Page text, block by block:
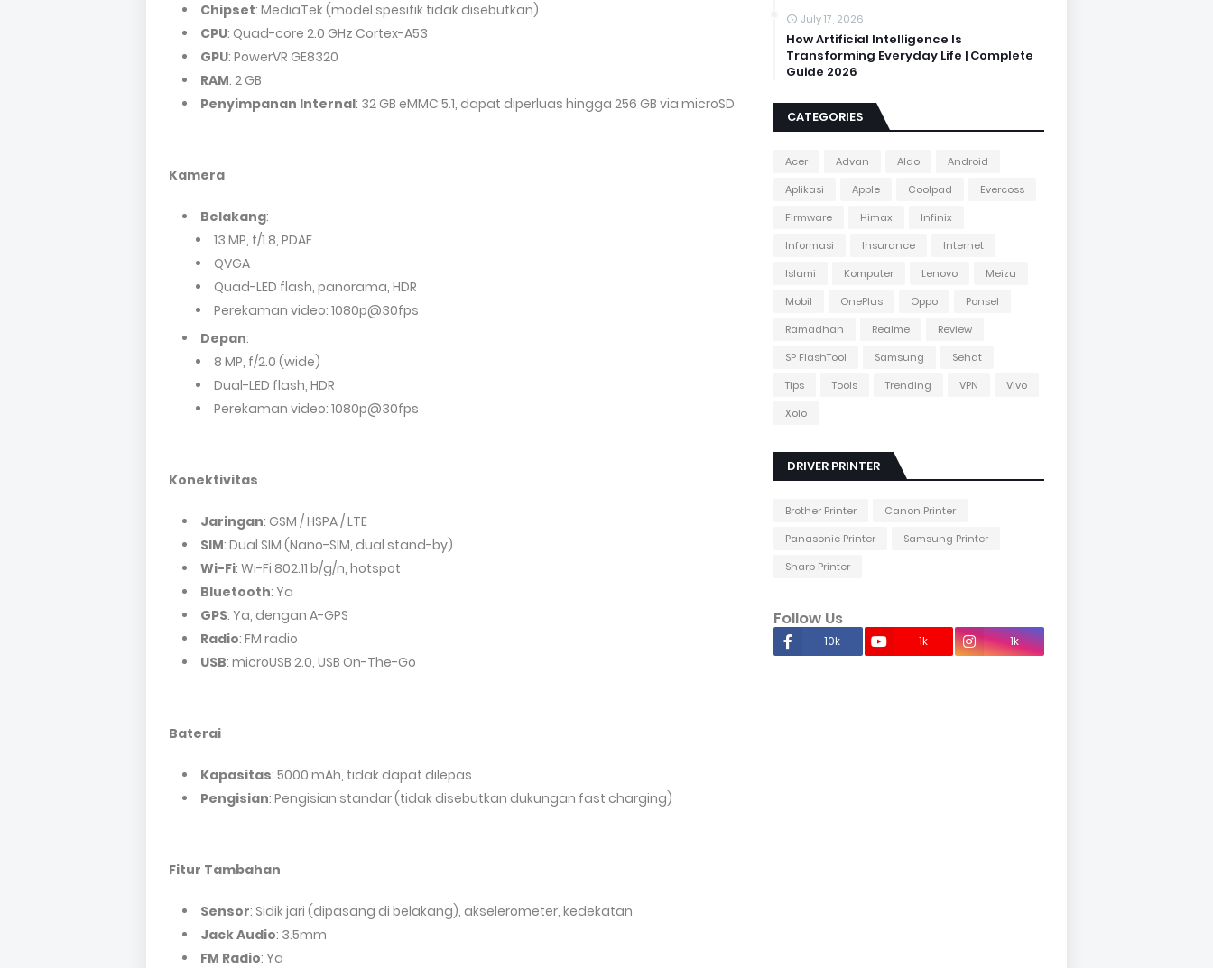
Chipset: MediaTek (model spesifik tidak disebutkan)
CPU: Quad-core 2.0 GHz Cortex-A53
GPU: PowerVR GE8320
RAM: 2 GB
Penyimpanan Internal: 32 GB eMMC 5.1, dapat diperluas hingga 256 GB via microSD
Kamera
Belakang:
13 MP, f/1.8, PDAF
QVGA
Quad-LED flash, panorama, HDR
Perekaman video: 1080p@30fps
Depan:
8 MP, f/2.0 (wide)
Dual-LED flash, HDR
Perekaman video: 1080p@30fps
Konektivitas
Jaringan: GSM / HSPA / LTE
SIM: Dual SIM (Nano-SIM, dual stand-by)
Wi-Fi: Wi-Fi 802.11 b/g/n, hotspot
Bluetooth: Ya
GPS: Ya, dengan A-GPS
Radio: FM radio
USB: microUSB 2.0, USB On-The-Go
Baterai
Kapasitas: 5000 mAh, tidak dapat dilepas
Pengisian: Pengisian standar (tidak disebutkan dukungan fast charging)
Fitur Tambahan
Sensor: Sidik jari (dipasang di belakang), akselerometer, kedekatan
Jack Audio: 3.5mm
FM Radio: Ya
July 17, 2026
How Artificial Intelligence Is
Transforming Everyday Life | Complete
Guide 2026
CATEGORIES
Acer Advan Aldo
Android
Aplikasi
Apple Coolpad
Evercoss
Firmware
Himax
Infinix
Informasi
Insurance
Internet
Islami
Komputer Lenovo
Meizu
Mobil
OnePlus Oppo
Ponsel
Ramadhan
Realme
Review
SP FlashTool
Samsung
Sehat
Tips
Tools Trending VPN
Vivo
Xolo
DRIVER PRINTER
Brother Printer
Canon Printer
Panasonic Printer
Samsung Printer
Sharp Printer
Follow Us
10k 1k 1k